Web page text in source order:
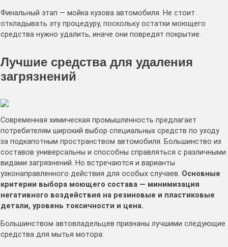
Финальный этап — мойка кузова автомобиля. Не стоит
откладывать эту процедуру, поскольку остатки моющего
средства нужно удалить, иначе они повредят покрытие.
Лучшие средства для удаления
загрязнений
Современная химическая промышленность предлагает
потребителям широкий выбор специальных средств по уходу
за подкапотным пространством автомобиля. Большинство из
составов универсальны и способны справляться с различными
видами загрязнений. Но встречаются и варианты
узконаправленного действия для особых случаев. Основные
критерии выбора моющего состава — минимизация
негативного воздействия на резиновые и пластиковые
детали, уровень токсичности и цена.
Большинством автовладельцев признаны лучшими следующие
средства для мытья мотора: